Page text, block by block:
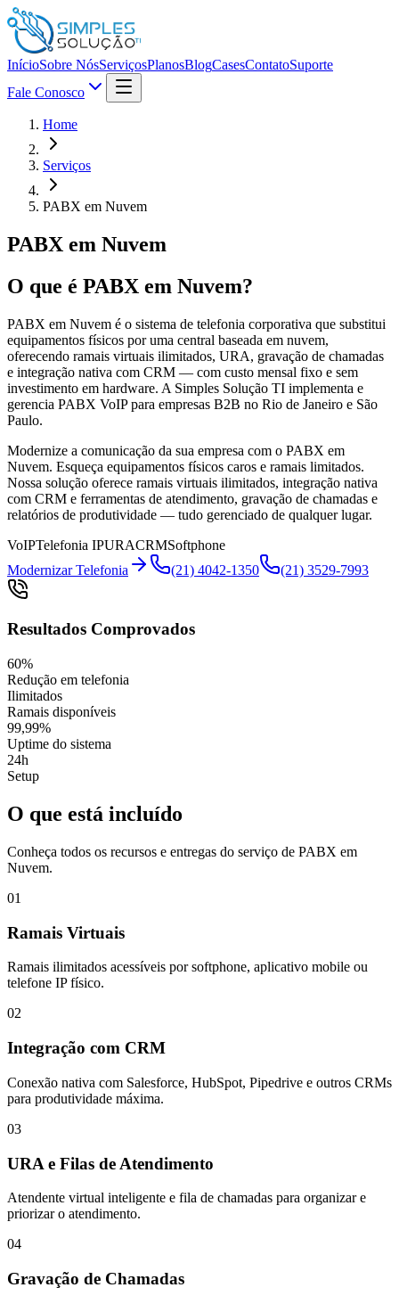
InícioSobre NósServiçosPlanosBlogCasesContatoSuporte
Fale Conosco
Home
Serviços
PABX em Nuvem
PABX em Nuvem
O que é PABX em Nuvem?
PABX em Nuvem é o sistema de telefonia corporativa que substitui
equipamentos físicos por uma central baseada em nuvem,
oferecendo ramais virtuais ilimitados, URA, gravação de chamadas
e integração nativa com CRM — com custo mensal fixo e sem
investimento em hardware. A Simples Solução TI implementa e
gerencia PABX VoIP para empresas B2B no Rio de Janeiro e São
Paulo.
Modernize a comunicação da sua empresa com o PABX em
Nuvem. Esqueça equipamentos físicos caros e ramais limitados.
Nossa solução oferece ramais virtuais ilimitados, integração nativa
com CRM e ferramentas de atendimento, gravação de chamadas e
relatórios de produtividade — tudo gerenciado de qualquer lugar.
VoIPTelefonia IPURACRMSoftphone
Modernizar Telefonia
(21) 4042-1350 (21) 3529-7993
Resultados Comprovados
60%
Redução em telefonia
Ilimitados
Ramais disponíveis
99,99%
Uptime do sistema
24h
Setup
O que está incluído
Conheça todos os recursos e entregas do serviço de PABX em
Nuvem.
01
Ramais Virtuais
Ramais ilimitados acessíveis por softphone, aplicativo mobile ou
telefone IP físico.
02
Integração com CRM
Conexão nativa com Salesforce, HubSpot, Pipedrive e outros CRMs
para produtividade máxima.
03
URA e Filas de Atendimento
Atendente virtual inteligente e fila de chamadas para organizar e
priorizar o atendimento.
04
Gravação de Chamadas